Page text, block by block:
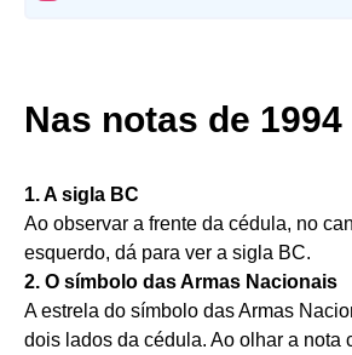
Nas notas de 1994
1. A sigla BC
Ao observar a frente da cédula, no
esquerdo, dá para ver a sigla BC.
2. O símbolo das Armas Nacionais
A estrela do símbolo das Armas
dois lados da cédula. Ao olhar a nota